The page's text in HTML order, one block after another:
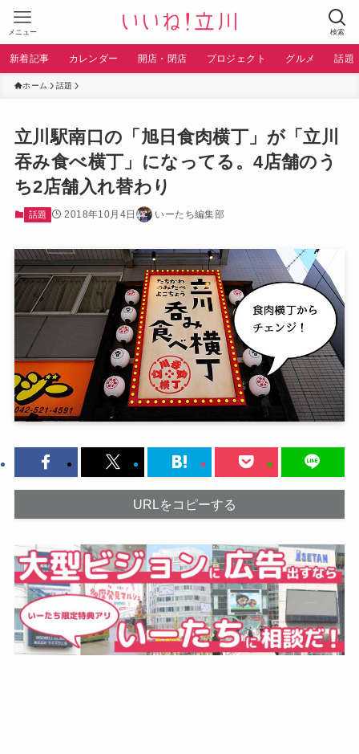
検索
メニュー
新着記事 カレンダー 開店・閉店 プロジェクト グルメ 話題
ホーム 話題
立川駅南口の「旭日食肉横丁」が「立川
吞み食べ横丁」になってる。4店舗のう
ち2店舗入れ替わり
話題 2018年10月4日 いーたち編集部
URLをコピーする